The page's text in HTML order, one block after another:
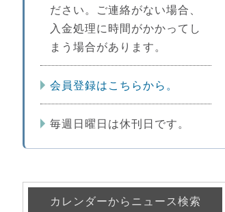
ださい。ご連絡がない場合、
入金処理に時間がかかってし
まう場合があります。
会員登録はこちらから。
毎週日曜日は休刊日です。
カレンダーからニュース検索